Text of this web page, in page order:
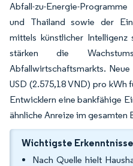
Abfall-zu-Energie-
und Thailand sowie der
mittels künstlicher Intelligenz
stärken die
Abfallwirtschaftsmarkts.
USD (2.575,18 VND) pro kWh
Entwicklern eine bankfähige
ähnliche Anreize im gesamten
Wichtigste
Nach Quelle hielt